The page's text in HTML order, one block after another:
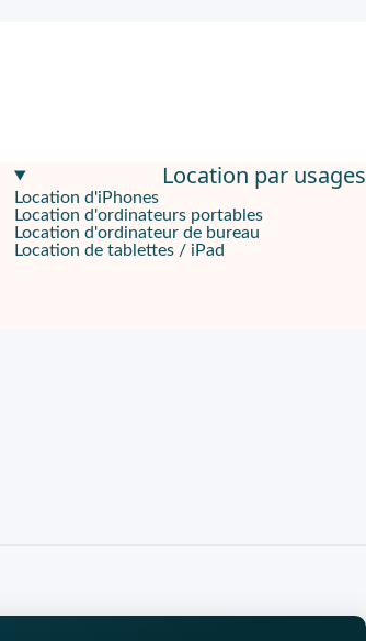
6,2 pouces offre une résolution de
une exécution rapide et fluide
tranquillité incluant la garantie
Location par usages
Location d'iPhones
Location d'ordinateurs portables
Location d'ordinateur de bureau
Location de tablettes / iPad